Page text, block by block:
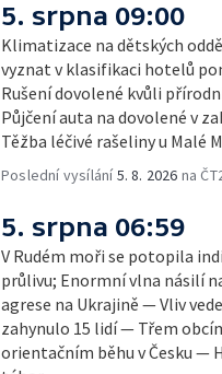
5. srpna 09:00
Klimatizace na dětských
vyznat v klasifikaci hotelů
Rušení dovolené kvůli
Půjčení auta na dovolené v
Těžba léčivé rašeliny u Malé
Poslední vysílání5. 8. 2026 na
5. srpna 06:59
V Rudém moři se potopila
průlivu; Enormní vlna násilí
agrese na Ukrajině — Vliv
zahynulo 15 lidí — Třem
orientačním běhu v Česku —